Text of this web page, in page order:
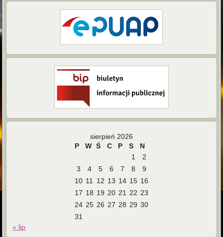
sierpień 2026
P
W Ś C P S
N
1
2
3
4 5 6 7 8
9
10 11 12 13 14 15 16
17 18 19 20 21 22 23
24 25 26 27 28 29 30
31
« lip